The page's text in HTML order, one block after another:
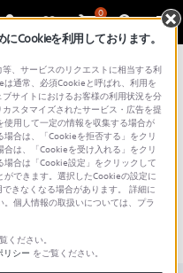
0
わせ
: 2024/04/19
に利用でき
えてくださ
Cookieを利用しております。
、サービスのリクエストに相当する利
通常、必須Cookieと呼ばれ、利用を
サイトにおけるお客様の利用状況を分
スタマイズされたサービス・広告を提
用して一定の情報を収集する場合が
合は、「Cookieを拒否する」をクリ
は、「Cookieを受け入れる」をクリ
合は「Cookie設定」をクリックして
できます。選択したCookieの設定に
きなくなる場合があります。 詳細に
個人情報の取扱いについては、プラ
ください。
リシー をご覧ください。